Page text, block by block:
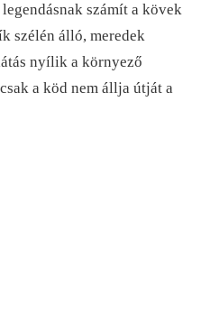
számít a kövek
szélén álló, meredek
nyílik a környező
a köd nem állja útját a